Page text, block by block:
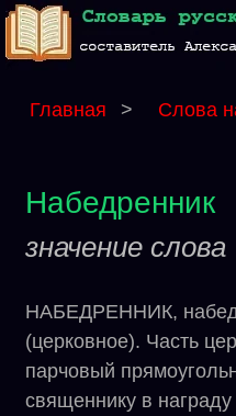
Главная > Слова
Набедренник
значение слова
НАБЕДРЕННИК,
(церковное). Часть
парчовый
священнику в